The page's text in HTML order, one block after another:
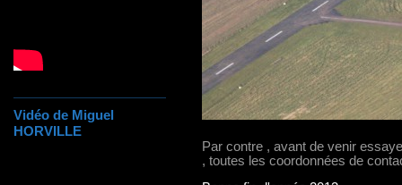
Vidéo de Miguel
HORVILLE
Par contre , avant de venir
, toutes les coordonnées de